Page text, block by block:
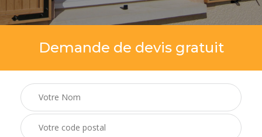
Demande de devis gratuit